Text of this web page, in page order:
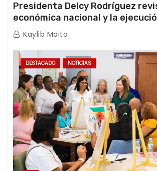
Presidenta Delcy Rodríguez
económica nacional y la
de emergencia post-sismos
Kaylib Maita
DESTACADO NOTICIAS